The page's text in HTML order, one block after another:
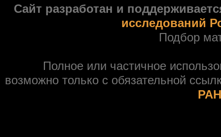
Сайт разработан и
исследований
Подбор
Полное или частичное
возможно только с обязательной